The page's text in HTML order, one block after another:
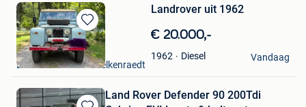
Bewaren
in
Mijn
Favorieten
Landrover uit 1962
€ 20.000,-
1962 Diesel
Jody
Baelen+ Partie De Welkenraedt
Vandaag
Land Rover Defender 90 200Tdi